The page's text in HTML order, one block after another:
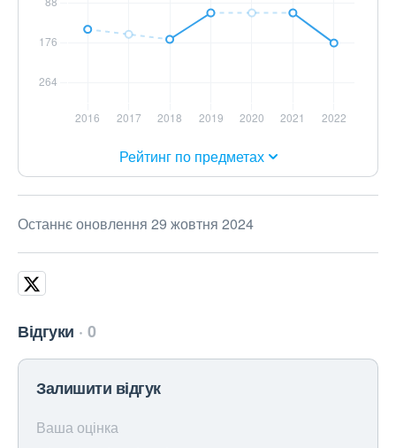
Рейтинг по предметах
Останнє оновлення 29 жовтня 2024
Відгуки 0
Залишити відгук
Ваша оцінка